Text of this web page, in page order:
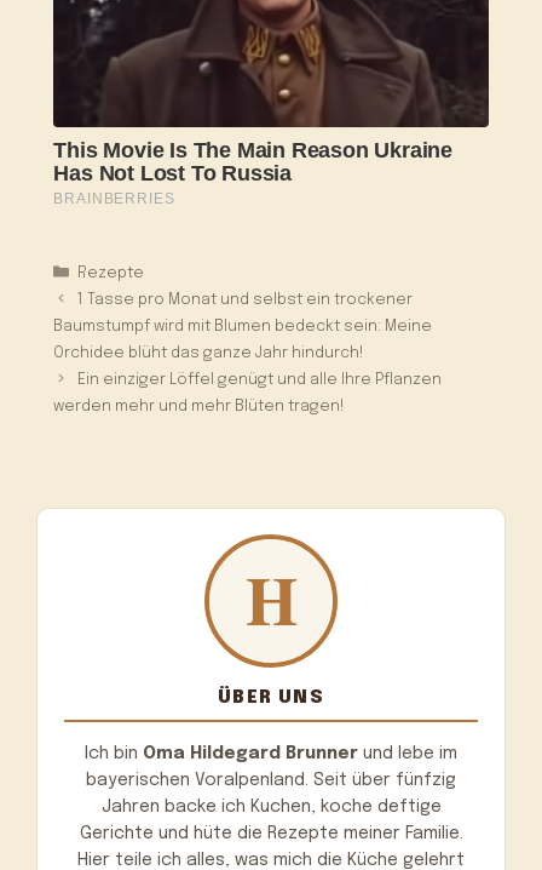
Kategorien
Rezepte
1 Tasse pro Monat und selbst ein trockener
Baumstumpf wird mit Blumen bedeckt sein: Meine
Orchidee blüht das ganze Jahr hindurch!
Ein einziger Löffel genügt und alle Ihre Pflanzen
werden mehr und mehr Blüten tragen!
ÜBER UNS
Ich bin Oma Hildegard Brunner und lebe im
bayerischen Voralpenland. Seit über fünfzig
Jahren backe ich Kuchen, koche deftige
Gerichte und hüte die Rezepte meiner Familie.
Hier teile ich alles, was mich die Küche gelehrt